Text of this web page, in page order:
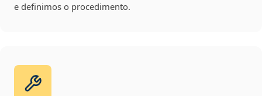
e definimos o procedimento.